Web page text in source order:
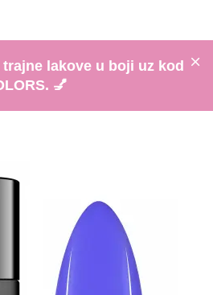
lakove u boji uz kod
💅